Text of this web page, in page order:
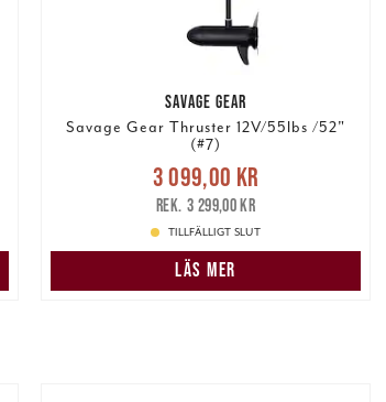
SAVAGE GEAR
Savage Gear Thruster 12V/55lbs /52"
(#7)
Nuvarande pris
3 099,00 krTidigare pris
3 299,00 kr
3 099,00 kr
3 299,00 kr
TILLFÄLLIGT SLUT
LÄS MER